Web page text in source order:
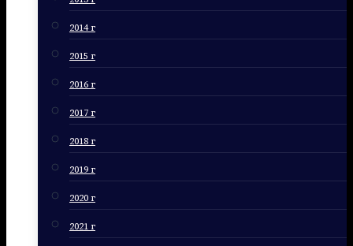
2014 г
2015 г
2016 г
2017 г
2018 г
2019 г
2020 г
2021 г